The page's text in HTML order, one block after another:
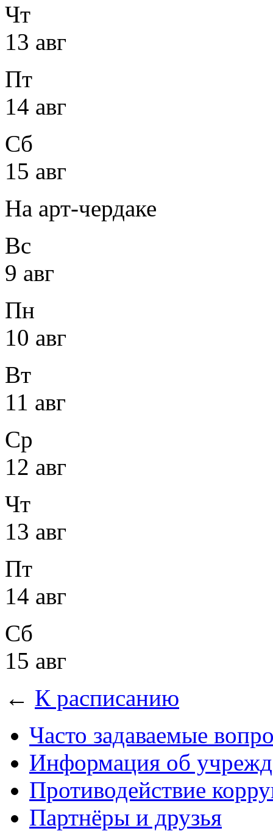
Чт
13 авг
Пт
14 авг
Сб
15 авг
На арт-чердаке
Вс
9 авг
Пн
10 авг
Вт
11 авг
Ср
12 авг
Чт
13 авг
Пт
14 авг
Сб
15 авг
← К расписанию
Часто задаваемые
Информация об
Противодействие
Партнёры и друзья